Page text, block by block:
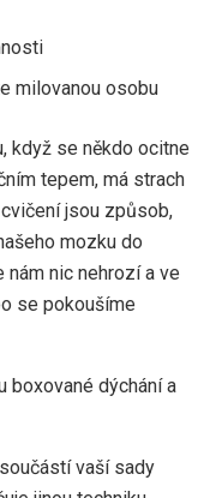
milovanou osobu
když se někdo ocitne
tepem, má strach
jsou způsob,
mozku do
nám nic nehrozí a ve
se pokoušíme
boxované dýchání a
vaší sady